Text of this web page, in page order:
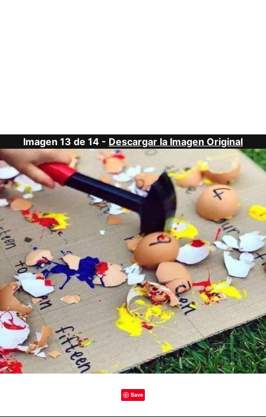
Imagen 13 de 14 - Descargar la Imagen Original
Save